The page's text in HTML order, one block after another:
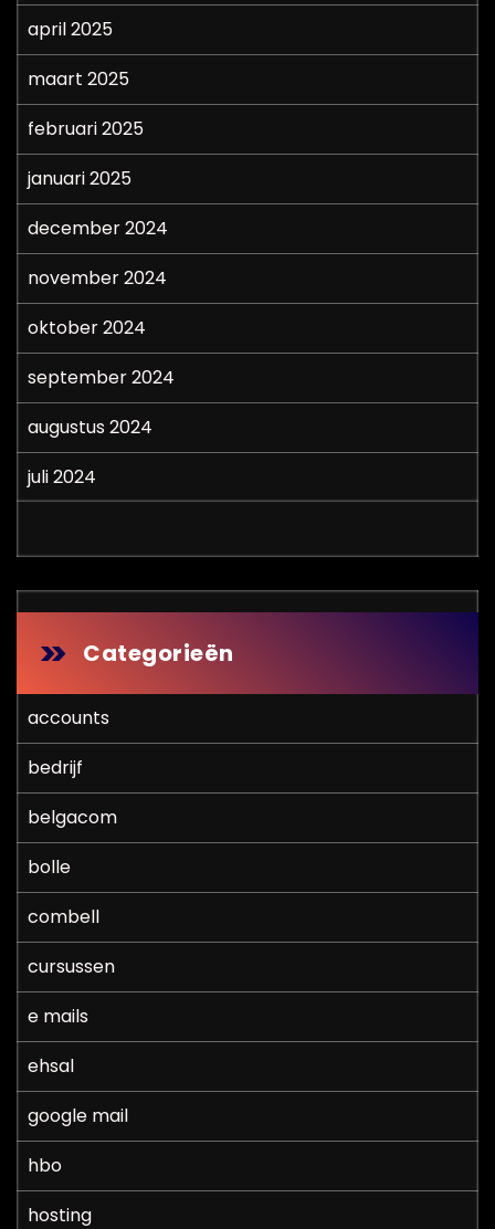
april 2025
maart 2025
februari 2025
januari 2025
december 2024
november 2024
oktober 2024
september 2024
augustus 2024
juli 2024
Categorieën
accounts
bedrijf
belgacom
bolle
combell
cursussen
e mails
ehsal
google mail
hbo
hosting